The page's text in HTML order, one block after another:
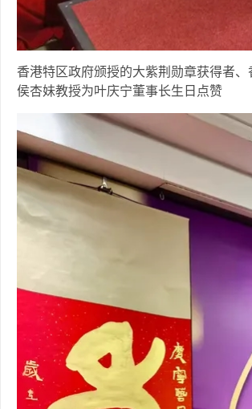
香港特区政府颁授的大紫荆勋章获得者
侯杏妹教授为叶庆宁董事长生日点赞